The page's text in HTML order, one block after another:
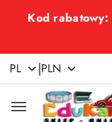
Przejdź do
Przejdź do
Przejdź do
Przejdź do
Przejdź do
Przejdź do
Kod rabatowy:
PL |PLN